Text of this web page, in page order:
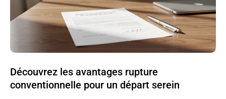
Découvrez les avantages rupture
conventionnelle pour un départ serein